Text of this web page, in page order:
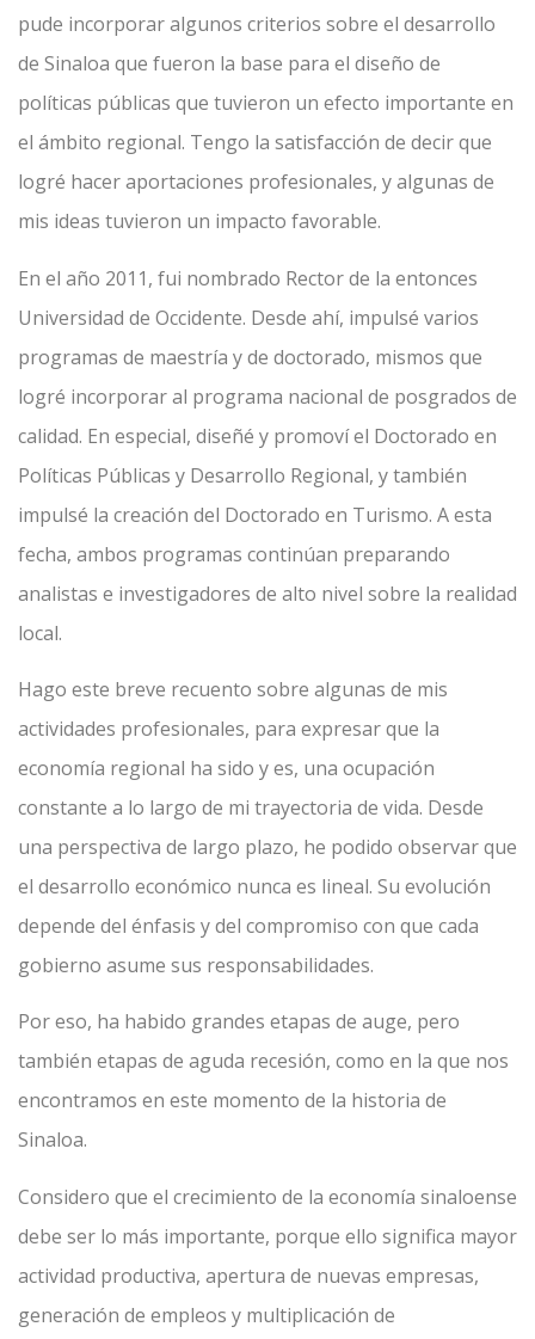
pude incorporar algunos criterios sobre el desarrollo
de Sinaloa que fueron la base para el diseño de
políticas públicas que tuvieron un efecto importante en
el ámbito regional. Tengo la satisfacción de decir que
logré hacer aportaciones profesionales, y algunas de
mis ideas tuvieron un impacto favorable.
En el año 2011, fui nombrado Rector de la entonces
Universidad de Occidente. Desde ahí, impulsé varios
programas de maestría y de doctorado, mismos que
logré incorporar al programa nacional de posgrados de
calidad. En especial, diseñé y promoví el Doctorado en
Políticas Públicas y Desarrollo Regional, y también
impulsé la creación del Doctorado en Turismo. A esta
fecha, ambos programas continúan preparando
analistas e investigadores de alto nivel sobre la realidad
local.
Hago este breve recuento sobre algunas de mis
actividades profesionales, para expresar que la
economía regional ha sido y es, una ocupación
constante a lo largo de mi trayectoria de vida. Desde
una perspectiva de largo plazo, he podido observar que
el desarrollo económico nunca es lineal. Su evolución
depende del énfasis y del compromiso con que cada
gobierno asume sus responsabilidades.
Por eso, ha habido grandes etapas de auge, pero
también etapas de aguda recesión, como en la que nos
encontramos en este momento de la historia de
Sinaloa.
Considero que el crecimiento de la economía sinaloense
debe ser lo más importante, porque ello significa mayor
actividad productiva, apertura de nuevas empresas,
generación de empleos y multiplicación de